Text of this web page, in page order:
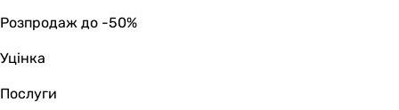
Розпродаж до -50%
Уцінка
Послуги